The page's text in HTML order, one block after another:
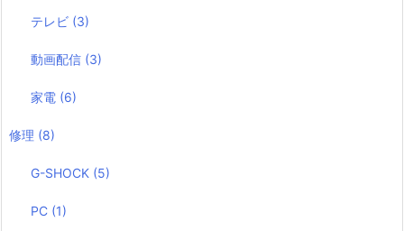
テレビ (3)
動画配信 (3)
家電 (6)
修理 (8)
G-SHOCK (5)
PC (1)